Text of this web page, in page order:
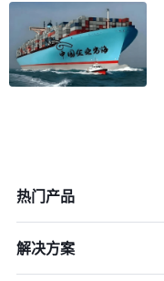
热门产品
解决方案